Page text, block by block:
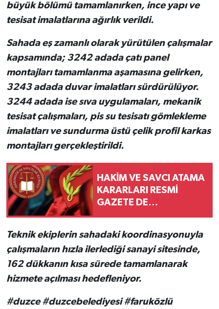
büyük bölümü tamamlanırken, ince yapı ve
tesisat imalatlarına ağırlık verildi.
Sahada eş zamanlı olarak yürütülen çalışmalar
kapsamında; 3242 adada çatı panel
montajları tamamlanma aşamasına gelirken,
3243 adada duvar imalatları sürdürülüyor.
3244 adada ise sıva uygulamaları, mekanik
tesisat çalışmaları, pis su tesisatı gömlekleme
imalatları ve sundurma üstü çelik profil karkas
montajları gerçekleştirildi.
HAKİM VE SAVCI ATAMA
KARARLARI RESMİ
GAZETE DE
Teknik ekiplerin sahadaki koordinasyonuyla
çalışmaların hızla ilerlediği sanayi sitesinde,
162 dükkanın kısa sürede tamamlanarak
hizmete açılması hedefleniyor.
#duzce #duzcebelediyesi #faruközlü